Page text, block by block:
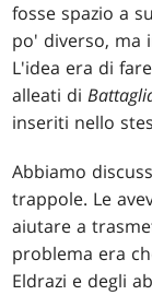
fosse spazio a
po' diverso, ma
L'idea era di
alleati di
inseriti nello
Abbiamo
trappole. Le
aiutare a
problema era
Eldrazi e degli